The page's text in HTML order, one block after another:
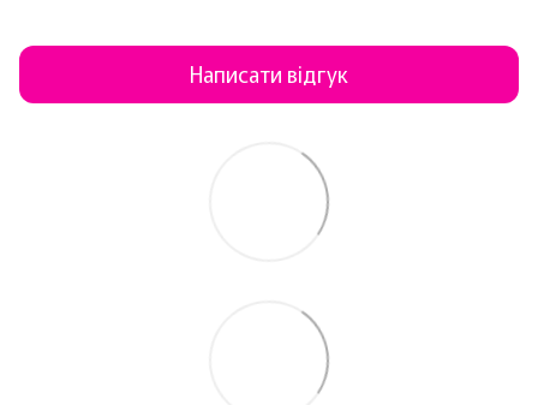
Написати відгук